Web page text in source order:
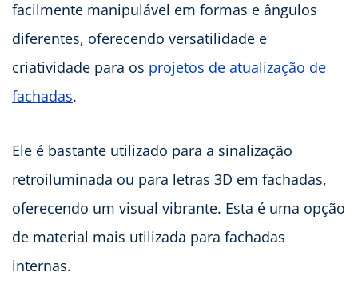
facilmente manipulável em formas e ângulos
diferentes, oferecendo versatilidade e
criatividade para os projetos de atualização de
fachadas.
Ele é bastante utilizado para a sinalização
retroiluminada ou para letras 3D em fachadas,
oferecendo um visual vibrante. Esta é uma opção
de material mais utilizada para fachadas
internas.